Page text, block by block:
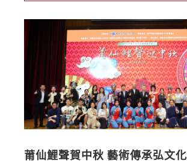
莆仙鯉聲賀中秋 藝術傳承弘文化